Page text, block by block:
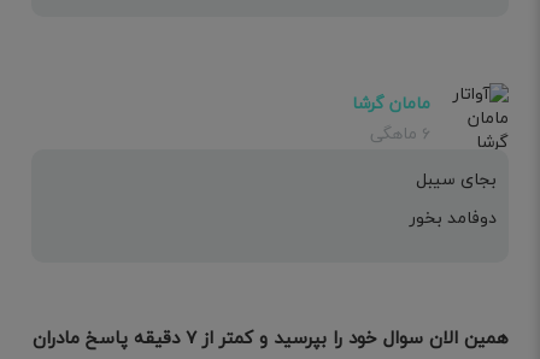
مامان گرشا
۶ ماهگی
بجای سیبل
دوفامد بخور
همین الان سوال خود را بپرسید و کمتر از ۷ دقیقه پاسخ مادران